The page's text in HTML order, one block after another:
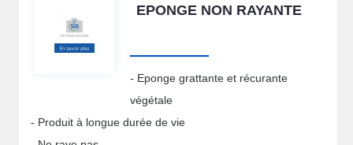
EPONGE NON RAYANTE
- Eponge grattante et récurante
végétale
- Produit à longue durée de vie